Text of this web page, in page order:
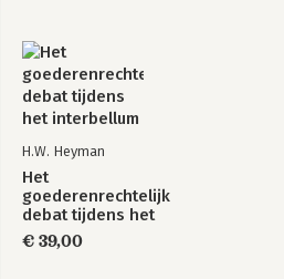
H.W. Heyman
Het
goederenrechtelijk
debat tijdens het
interbellum
€ 39,00